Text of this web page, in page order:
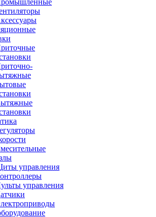
управления
управления